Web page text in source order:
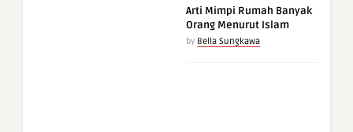
Arti Mimpi Rumah Banyak
Orang Menurut Islam
by Bella Sungkawa